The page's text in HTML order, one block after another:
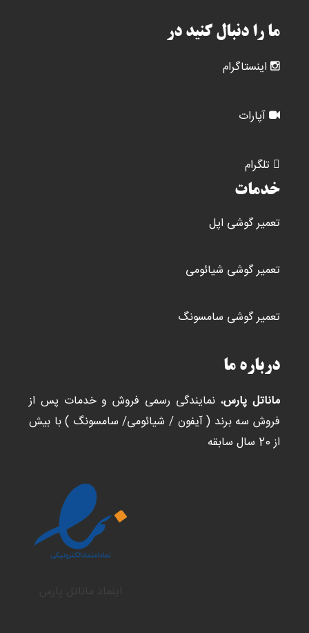
ما را دنبال کنید در
اینستاگرام
آپارات
تلگرام
خدمات
تعمیر گوشی اپل
تعمیر گوشی شیائومی
تعمیر گوشی سامسونگ
درباره ما
ماناتل پارس، نمایندگی رسمی فروش و خدمات پس از
فروش سه برند ( آیفون / شیائومی/ سامسونگ ) با بیش
از 20 سال سابقه